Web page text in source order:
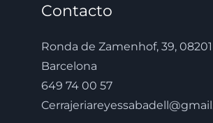
Contacto
Ronda de Zamenhof, 39,
Barcelona
649 74 00 57